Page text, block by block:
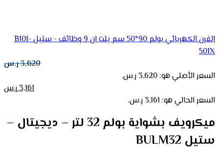
الفرن الكهربائي بولم 90*50 سم بلت ان 9 وظائف - ستيل B101-
501X
3,620ر.س
السعر الأصلي هو: 3,620 ر.س.
3,161ر.س
السعر الحالي هو: 3,161 ر.س.
ميكرويف بشواية بولم 32 لتر – ديجيتال –
ستيل BULM32